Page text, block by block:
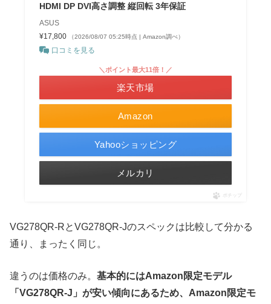
HDMI DP DVI高さ調整 縦回転 3年保証
ASUS
¥17,800
（2026/08/07 05:25時点 | Amazon調べ）
口コミを見る
Amazon
＼ポイント最大11倍！／
楽天市場
Yahooショッピング
メルカリ
ポチップ
VG278QR-RとVG278QR-Jのスペックは比較して分かる
通り、まったく同じ。
違うのは価格のみ。 基本的にはAmazon限定モデル
「VG278QR-J」が安い傾向にあるため、Amazon限定モ